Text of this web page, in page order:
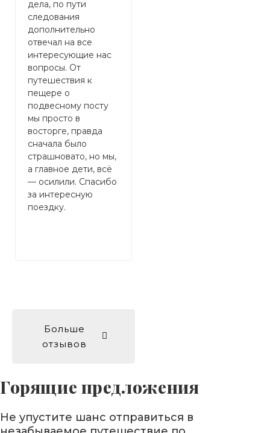
дела, по пути
следования
дополнительно
отвечал на все
интересующие нас
вопросы. От
путешествия к
пещере о
подвесному посту
мы просто в
восторге, правда
сначала было
страшновато, но мы,
а главное дети, всë
— осилили. Спасибо
за интересную
поездку.
Больше
отзывов
Горящие предложения
Не упустите шанс отправиться в